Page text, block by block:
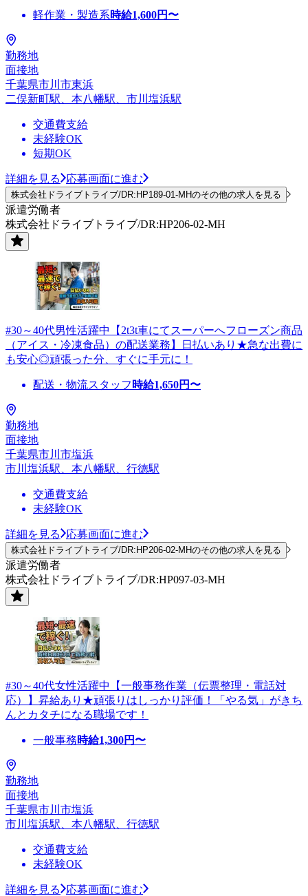
軽作業・製造系時給1,600円〜
勤務地
面接地
千葉県市川市東浜
二俣新町駅、本八幡駅、市川塩浜駅
交通費支給
未経験OK
短期OK
詳細を見る 応募画面に進む
株式会社ドライブトライブ/DR:HP189-01-MHのその他の求人を見る
派遣労働者
株式会社ドライブトライブ/DR:HP206-02-MH
#30～40代男性活躍中【2t3t車にてスーパーへフローズン商品
（アイス・冷凍食品）の配送業務】日払いあり★急な出費に
も安心◎頑張った分、すぐに手元に！
配送・物流スタッフ 時給1,650円〜
勤務地
面接地
千葉県市川市塩浜
市川塩浜駅、本八幡駅、行徳駅
交通費支給
未経験OK
詳細を見る 応募画面に進む
株式会社ドライブトライブ/DR:HP206-02-MHのその他の求人を見る
派遣労働者
株式会社ドライブトライブ/DR:HP097-03-MH
#30～40代女性活躍中【一般事務作業（伝票整理・電話対
応）】昇給あり★頑張りはしっかり評価！「やる気」がきち
んとカタチになる職場です！
一般事務時給1,300円〜
勤務地
面接地
千葉県市川市塩浜
市川塩浜駅、本八幡駅、行徳駅
交通費支給
未経験OK
詳細を見る
応募画面に進む